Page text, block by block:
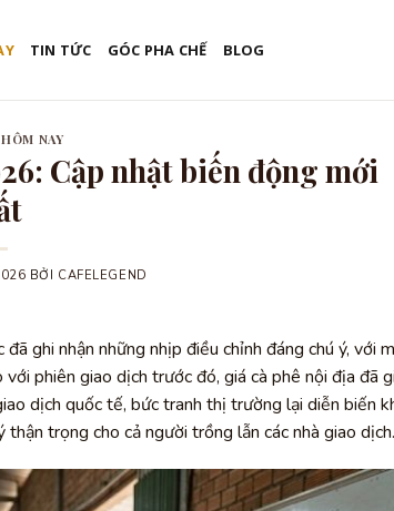
TIN TỨC GÓC PHA CHẾ BLOG
NAY
Cập nhật biến động mới
BỞI CAFELEGEND
ghi nhận những nhịp điều chỉnh đáng chú ý, với
phiên giao dịch trước đó, giá cà phê nội địa đã
dịch quốc tế, bức tranh thị trường lại diễn biến
trọng cho cả người trồng lẫn các nhà giao dịch.